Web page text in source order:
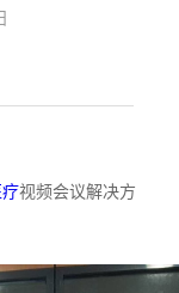
疗视频会议解决方